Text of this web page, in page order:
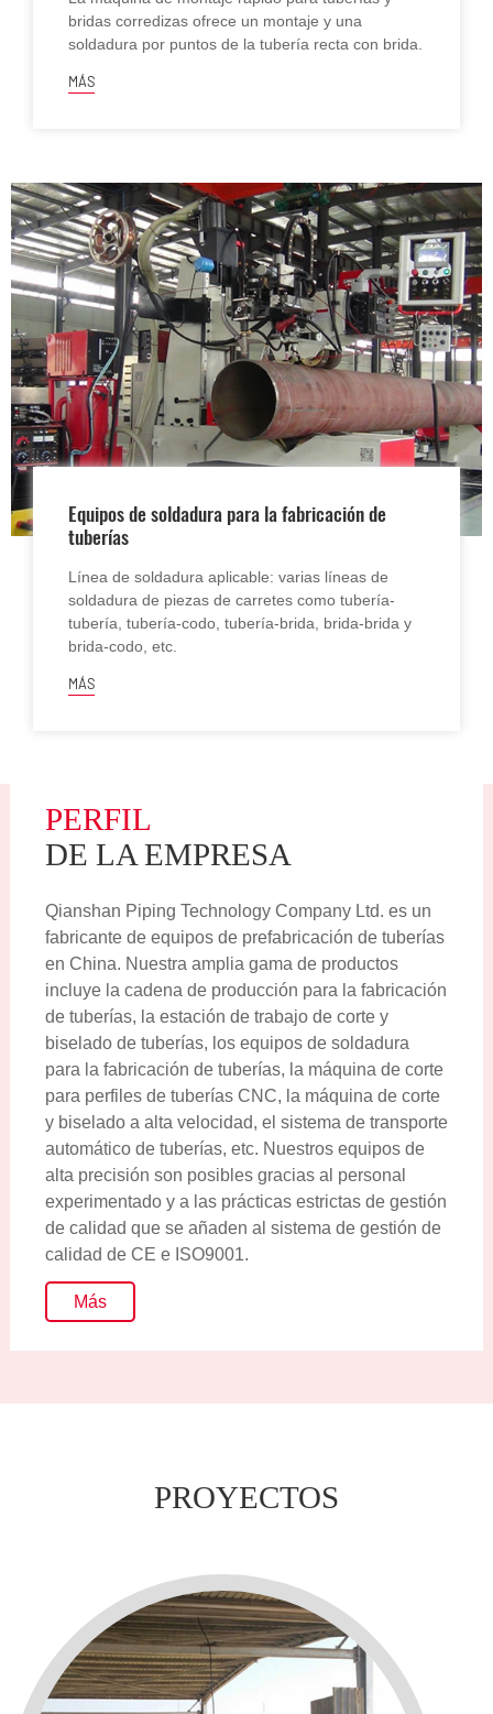
bridas corredizas ofrece un montaje y una
soldadura por puntos de la tubería recta con brida.
MÁS
Equipos de soldadura para la fabricación de
tuberías
Línea de soldadura aplicable: varias líneas de
soldadura de piezas de carretes como tubería-
tubería, tubería-codo, tubería-brida, brida-brida y
brida-codo, etc.
MÁS
PERFIL
DE LA EMPRESA
Qianshan Piping Technology Company Ltd. es un
fabricante de equipos de prefabricación de tuberías
en China. Nuestra amplia gama de productos
incluye la cadena de producción para la fabricación
de tuberías, la estación de trabajo de corte y
biselado de tuberías, los equipos de soldadura
para la fabricación de tuberías, la máquina de corte
para perfiles de tuberías CNC, la máquina de corte
y biselado a alta velocidad, el sistema de transporte
automático de tuberías, etc. Nuestros equipos de
alta precisión son posibles gracias al personal
experimentado y a las prácticas estrictas de gestión
de calidad que se añaden al sistema de gestión de
calidad de CE e ISO9001.
Más
PROYECTOS